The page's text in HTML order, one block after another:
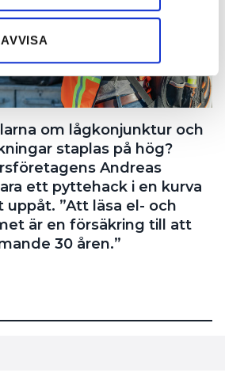
tillhandahållit eller som de har
deras tjänster.
AVVISA
om lågkonjunktur och
staplas på hög?
Andreas
ett pyttehack i en kurva
uppåt. ”Att läsa el- och
är en försäkring till att
30 åren.”